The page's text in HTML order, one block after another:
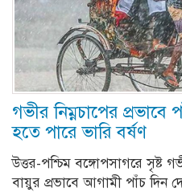
গভীর নিম্নচাপের
হতে পারে ভারি বর্ষণ
উত্তর-পশ্চিম বঙ্গোপসাগরে সৃষ্ট
বায়ুর প্রভাবে আগামী পাঁচ দিন